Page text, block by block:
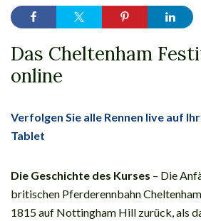
Das Cheltenham
online
Verfolgen Sie alle Rennen live auf
Tablet
Die Geschichte des Kurses – Die
britischen Pferderennbahn
1815 auf Nottingham Hill zurück, als